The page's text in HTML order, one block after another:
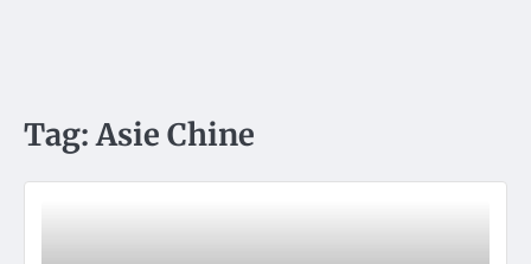
Tag:Asie Chine